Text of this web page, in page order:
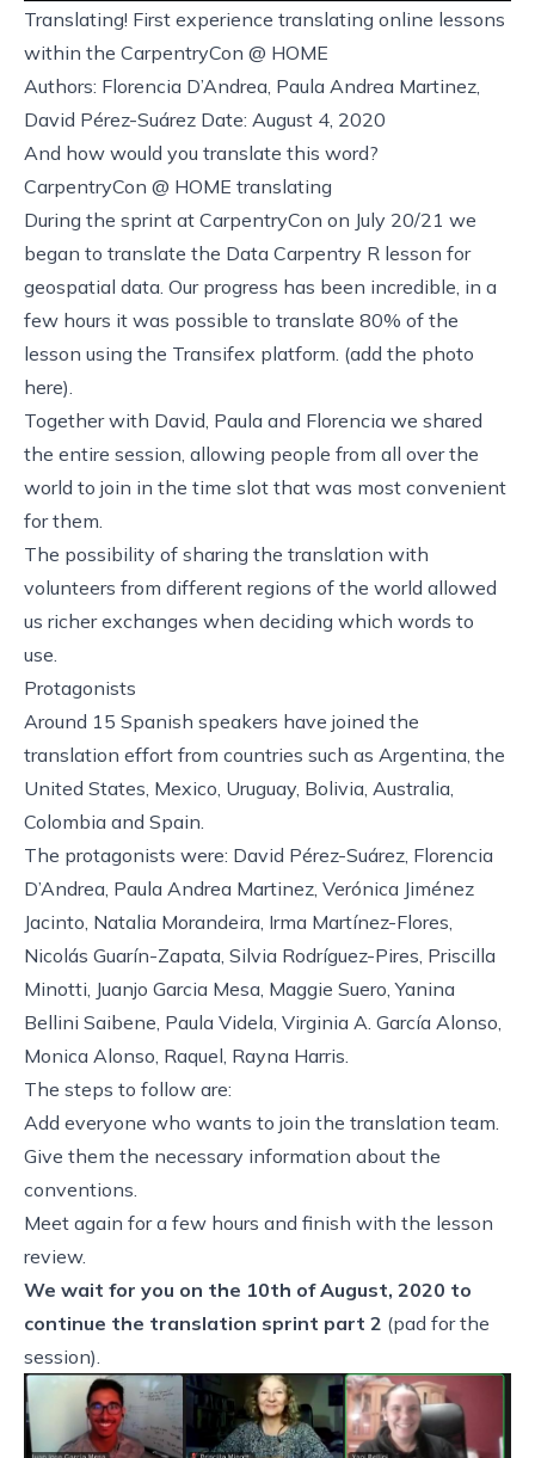
Translating! First experience translating online lessons
within the CarpentryCon @ HOME
Authors: Florencia D’Andrea, Paula Andrea Martinez,
David Pérez-Suárez Date: August 4, 2020
And how would you translate this word?
CarpentryCon @ HOME translating
During the sprint at CarpentryCon on July 20/21 we
began to translate the Data Carpentry R lesson for
geospatial data . Our progress has been incredible, in a
few hours it was possible to translate 80% of the
lesson using the Transifex platform . (add the photo
here).
Together with David, Paula and Florencia we shared
the entire session, allowing people from all over the
world to join in the time slot that was most convenient
for them.
The possibility of sharing the translation with
volunteers from different regions of the world allowed
us richer exchanges when deciding which words to
use.
Protagonists
Around 15 Spanish speakers have joined the
translation effort from countries such as Argentina, the
United States, Mexico, Uruguay, Bolivia, Australia,
Colombia and Spain.
The protagonists were: David Pérez-Suárez, Florencia
D’Andrea, Paula Andrea Martinez, Verónica Jiménez
Jacinto, Natalia Morandeira, Irma Martínez-Flores,
Nicolás Guarín-Zapata, Silvia Rodríguez-Pires, Priscilla
Minotti, Juanjo Garcia Mesa, Maggie Suero, Yanina
Bellini Saibene, Paula Videla, Virginia A. García Alonso,
Monica Alonso, Raquel, Rayna Harris.
The steps to follow are:
Add everyone who wants to join the translation team.
Give them the necessary information about the
conventions
Meet again for a few hours and finish with the lesson
review.
We wait for you on the 10th of August, 2020 to
continue the translation sprint part 2 (pad for the
session).